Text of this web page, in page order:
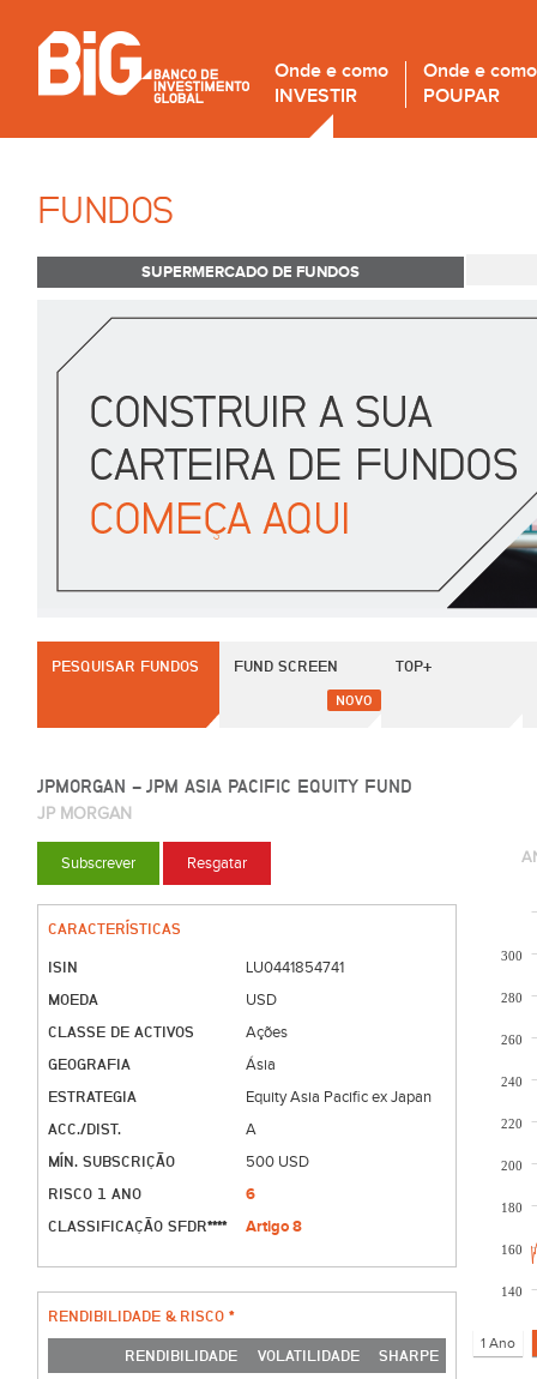
Onde e como
INVESTIR
Onde e como
POUPAR
FUNDOS
SUPERMERCADO DE FUNDOS
PESQUISAR FUNDOS FUND SCREEN
NOVO
TOP+
JPMORGAN - JPM ASIA PACIFIC EQUITY FUND
JP MORGAN
Subscrever Resgatar
CARACTERÍSTICAS
ISIN
LU0441854741
MOEDA
USD
CLASSE DE ACTIVOS
Ações
GEOGRAFIA
Ásia
ESTRATEGIA
Equity Asia Pacific ex Japan
ACC./DIST.
A
MÍN. SUBSCRIÇÃO
500 USD
RISCO 1 ANO
6
CLASSIFICAÇÃO SFDR****
Artigo 8
RENDIBILIDADE & RISCO *
RENDIBILIDADE VOLATILIDADE
SHARPE
140
160
180
200
220
240
260
280
300